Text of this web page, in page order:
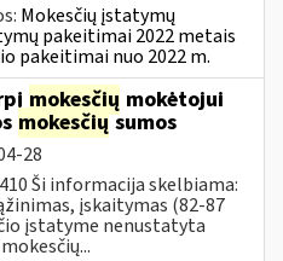
Mokesčių įstatymų
pakeitimai 2022 metais
pakeitimai nuo 2022 m.
mokesčių mokėtojui
mokesčiųsumos
28
Ši informacija skelbiama:
įskaitymas (82-87
įstatyme nenustatyta